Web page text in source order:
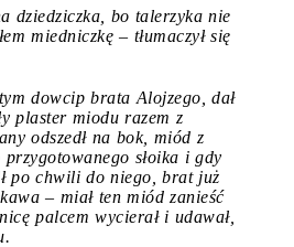
dziedziczka, bo talerzyka nie
miedniczkę – tłumaczył się
dowcip brata Alojzego, dał
plaster miodu razem z
odszedł na bok, miód z
słoika i gdy
po chwili do niego, brat już
– miał ten miód zanieść
palcem wycierał i udawał,